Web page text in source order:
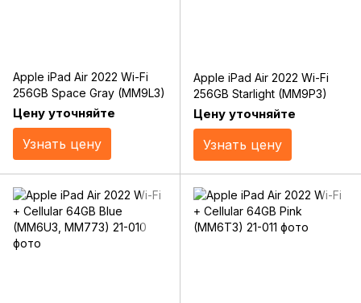
Apple iPad Air 2022 Wi-Fi
256GB Space Gray (MM9L3)
Цену уточняйте
Узнать цену
Apple iPad Air 2022 Wi-Fi
256GB Starlight (MM9P3)
Цену уточняйте
Узнать цену